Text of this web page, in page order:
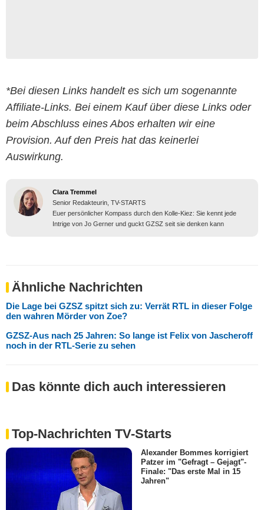
*Bei diesen Links handelt es sich um sogenannte
Affiliate-Links. Bei einem Kauf über diese Links oder
beim Abschluss eines Abos erhalten wir eine
Provision. Auf den Preis hat das keinerlei
Auswirkung.
Clara Tremmel
Senior Redakteurin, TV-STARTS
Euer persönlicher Kompass durch den Kolle-Kiez: Sie kennt jede
Intrige von Jo Gerner und guckt GZSZ seit sie denken kann
Ähnliche Nachrichten
Die Lage bei GZSZ spitzt sich zu: Verrät RTL in dieser Folge
den wahren Mörder von Zoe?
GZSZ-Aus nach 25 Jahren: So lange ist Felix von Jascheroff
noch in der RTL-Serie zu sehen
Das könnte dich auch interessieren
Top-Nachrichten TV-Starts
Alexander Bommes korrigiert
Patzer im "Gefragt – Gejagt"-
Finale: "Das erste Mal in 15
Jahren"